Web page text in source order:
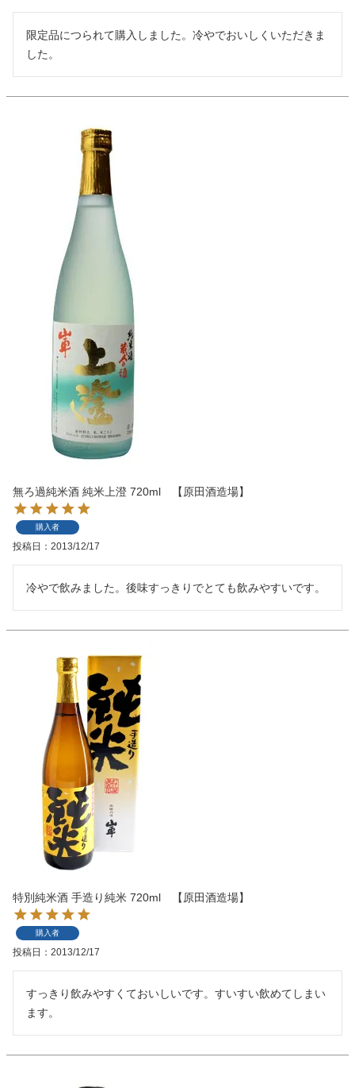
限定品につられて購入しました。冷やでおいしくいただきま
した。
無ろ過純米酒 純米上澄 720ml 【原田酒造場】
購入者
投稿日 2013/12/17
冷やで飲みました。後味すっきりでとても飲みやすいです。
特別純米酒 手造り純米 720ml 【原田酒造場】
購入者
投稿日 2013/12/17
すっきり飲みやすくておいしいです。すいすい飲めてしまい
ます。